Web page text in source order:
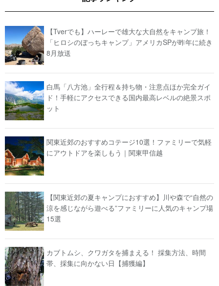
【Tverでも】ハーレーで雄大な大自然をキャンプ旅！
「ヒロシのぼっちキャンプ」アメリカSPが昨年に続き
8月放送
白馬「八方池」全行程＆持ち物・注意点ほか完全ガイ
ド！手軽にアクセスできる国内最高レベルの絶景スポ
ット
関東近郊のおすすめコテージ10選！ファミリーで気軽
にアウトドアを楽しもう｜関東甲信越
【関東近郊の夏キャンプにおすすめ】川や森で“自然の
涼を感じながら遊べる”ファミリーに人気のキャンプ場
15選
カブトムシ、クワガタを捕まえる！ 採集方法、時間
帯、採集に向かない日【捕獲編】